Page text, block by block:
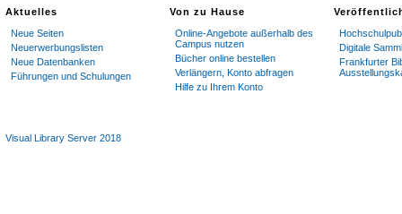
Aktuelles
Neue Seiten
Neuerwerbungslisten
Neue Datenbanken
Führungen und Schulungen
Von zu Hause
Online-Angebote außerhalb des
Campus nutzen
Bücher online bestellen
Verlängern, Konto abfragen
Hilfe zu Ihrem Konto
Digitale
Frankfurter
Visual Library Server 2018